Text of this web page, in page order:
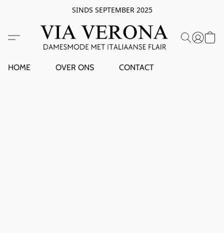
SINDS SEPTEMBER 2025
HOME OVER ONS CONTACT